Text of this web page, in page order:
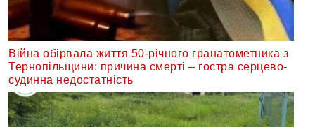
Війна обірвала життя 50-річного гранатометника з
Тернопільщини: причина смерті – гостра серцево-
судинна недостатність